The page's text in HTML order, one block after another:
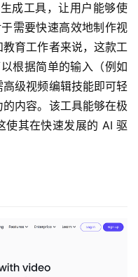
成工具，让用户能够使
需要快速高效地制作视
育工作者来说，这款工
根据简单的输入（例如
级视频编辑技能即可轻
内容。该工具能够在极
使其在快速发展的 AI 驱